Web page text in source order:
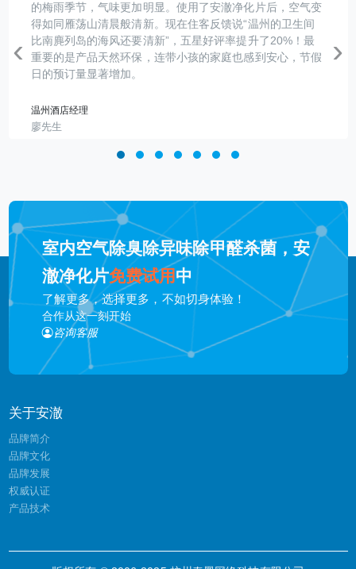
的梅雨季节，气味更加明显。使用了安澈净化片后，空气变
得如同雁荡山清晨般清新。现在住客反馈说“温州的卫生间
比南麂列岛的海风还要清新”，五星好评率提升了20%！最
重要的是产品天然环保，连带小孩的家庭也感到安心，节假
日的预订量显著增加。
温州酒店经理
廖先生
‹ ›
室内空气除臭除异味除甲醛杀菌，安
澈净化片免费试用中
了解更多，选择更多，不如切身体验！
合作从这一刻开始
咨询客服
关于安澈
品牌简介
品牌文化
品牌发展
权威认证
产品技术